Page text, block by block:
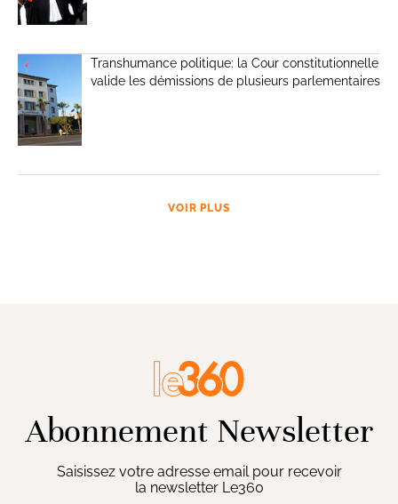
Transhumance politique: la Cour constitutionnelle
valide les démissions de plusieurs parlementaires
VOIR PLUS
Abonnement Newsletter
Saisissez votre adresse email pour recevoir
la newsletter Le360